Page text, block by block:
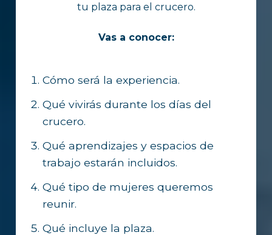
tu plaza para el crucero.
Vas a conocer:
Cómo será la experiencia.
Qué vivirás durante los días del
crucero.
Qué aprendizajes y espacios de
trabajo estarán incluidos.
Qué tipo de mujeres queremos
reunir.
Qué incluye la plaza.